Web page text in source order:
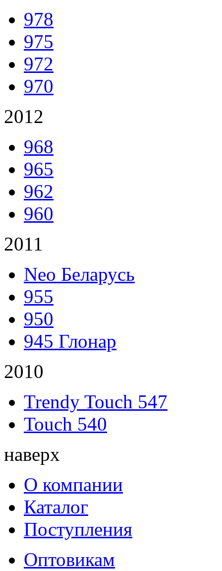
978
975
972
970
2012
968
965
962
960
2011
Neo Беларусь
955
950
945 Глонар
2010
Trendy Touch 547
Touch 540
наверх
О компании
Каталог
Поступления
Оптовикам